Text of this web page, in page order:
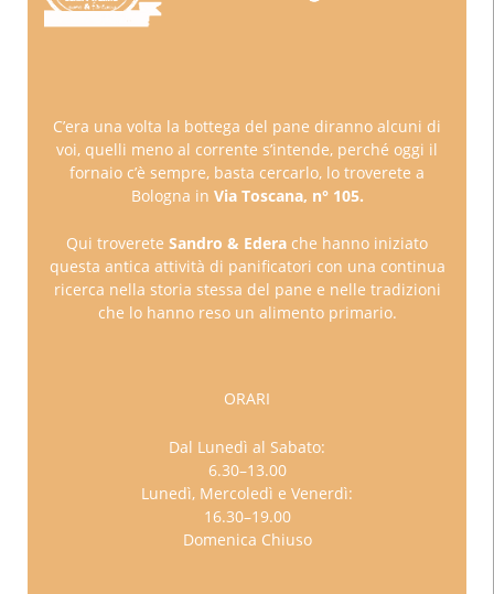
C’era una volta la bottega del pane diranno alcuni di
voi, quelli meno al corrente s’intende, perché oggi il
fornaio c’è sempre, basta cercarlo, lo troverete a
Bologna in Via Toscana, n° 105.
Qui troverete Sandro & Edera che hanno iniziato
questa antica attività di panificatori con una continua
ricerca nella storia stessa del pane e nelle tradizioni
che lo hanno reso un alimento primario.
ORARI
Dal Lunedì al Sabato:
6.30–13.00
Lunedì, Mercoledì e Venerdì:
16.30–19.00
Domenica Chiuso